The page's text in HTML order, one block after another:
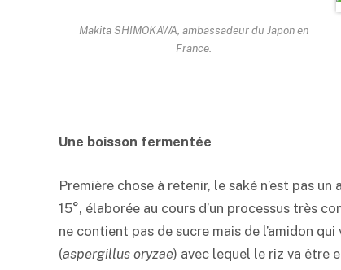
Makita SHIMOKAWA, ambassadeur du Japon en
France.
Une boisson fermentée
Première chose à retenir, le saké n’est pas
15°, élaborée au cours d’un processus très
ne contient pas de sucre mais de l’amidon
(aspergillus oryzae) avec lequel le riz va être